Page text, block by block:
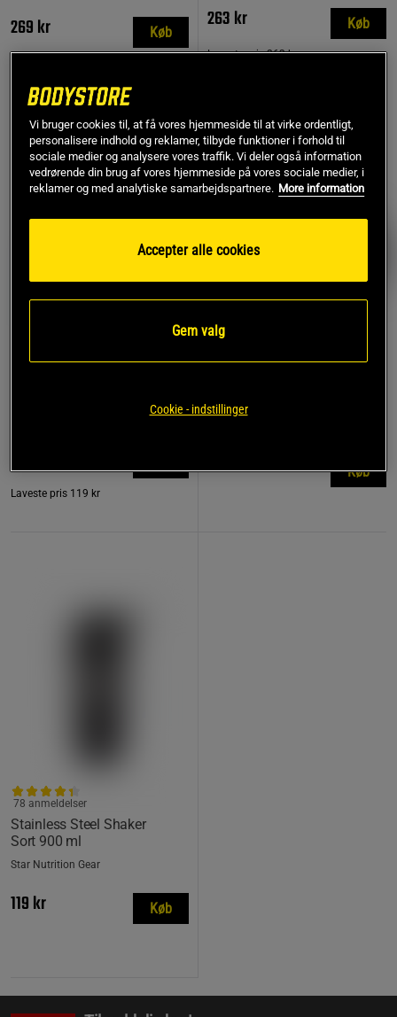
269 kr Køb 263 kr
Laveste pris 263 kr
Køb
MEST SOLGTE
PRISFUND
774 anmeldelse
Laveste pris 119 kr
17 anmeldelser
Star Nutrition Gear
149 kr Køb
Stainless Steel Shaker
Sort 900 ml
78 anmeldelser
Star Nutrition Gear
119 kr Køb
Vi bruger cookies til, at få vores hjemmeside til at virke ordentligt,
personalisere indhold og reklamer, tilbyde funktioner i forhold til
sociale medier og analysere vores traffik. Vi deler også information
vedrørende din brug af vores hjemmeside på vores sociale medier, i
reklamer og med analytiske samarbejdspartnere. More information
Accepter alle cookies
Gem valg
Cookie - indstillinger